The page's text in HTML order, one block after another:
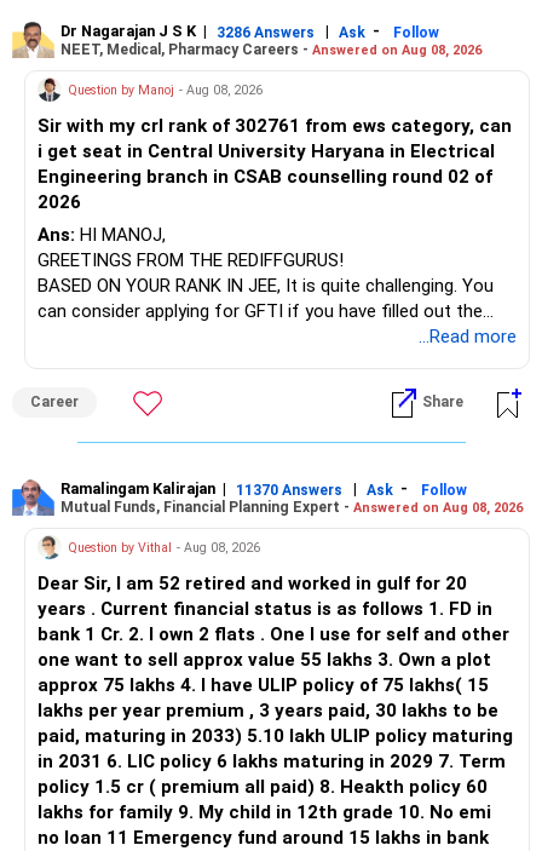
After the second year of your course, consider taking an
AIML course to boost your job employability.
BEST WISHES.
Dr Nagarajan J S K | 3286 Answers | Ask -
Follow
NEET, Medical, Pharmacy Careers - Answered on Aug 08, 2026
Question by Manoj - Aug 08, 2026
Sir with my crl rank of 302761 from ews category, can
i get seat in Central University Haryana in Electrical
Engineering branch in CSAB counselling round 02 of
2026
Ans: HI MANOJ,
GREETINGS FROM THE REDIFFGURUS!
BASED ON YOUR RANK IN JEE, It is quite challenging. You
can consider applying for GFTI if you have filled out the
ALL THE BEST.
...Read more
Career Share
Ramalingam Kalirajan | 11370 Answers | Ask -
Follow
Mutual Funds, Financial Planning Expert - Answered on Aug 08, 2026
Question by Vithal - Aug 08, 2026
Dear Sir, I am 52 retired and worked in gulf for 20
years . Current financial status is as follows 1. FD in
bank 1 Cr. 2. I own 2 flats . One I use for self and other
one want to sell approx value 55 lakhs 3. Own a plot
approx 75 lakhs 4. I have ULIP policy of 75 lakhs( 15
lakhs per year premium , 3 years paid, 30 lakhs to be
paid, maturing in 2033) 5.10 lakh ULIP policy maturing
in 2031 6. LIC policy 6 lakhs maturing in 2029 7. Term
policy 1.5 cr ( premium all paid) 8. Heakth policy 60
lakhs for family 9. My child in 12th grade 10. No emi
no loan 11 Emergency fund around 15 lakhs in bank